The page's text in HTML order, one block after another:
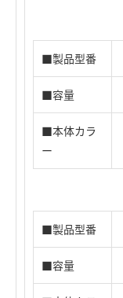
■製品型番
■容量
■本体カラ
ー
■製品型番
■容量